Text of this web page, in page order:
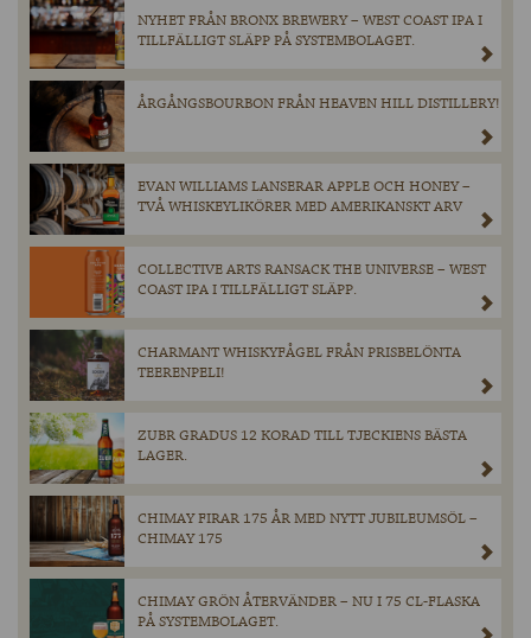
NYHET FRÅN BRONX BREWERY – WEST COAST IPA I
TILLFÄLLIGT SLÄPP PÅ SYSTEMBOLAGET.
ÅRGÅNGSBOURBON FRÅN HEAVEN HILL DISTILLERY!
EVAN WILLIAMS LANSERAR APPLE OCH HONEY –
TVÅ WHISKEYLIKÖRER MED AMERIKANSKT ARV
COLLECTIVE ARTS RANSACK THE UNIVERSE – WEST
COAST IPA I TILLFÄLLIGT SLÄPP.
CHARMANT WHISKYFÅGEL FRÅN PRISBELÖNTA
TEERENPELI!
ZUBR GRADUS 12 KORAD TILL TJECKIENS BÄSTA
LAGER.
CHIMAY FIRAR 175 ÅR MED NYTT JUBILEUMSÖL –
CHIMAY 175
CHIMAY GRÖN ÅTERVÄNDER – NU I 75 CL-FLASKA
PÅ SYSTEMBOLAGET.